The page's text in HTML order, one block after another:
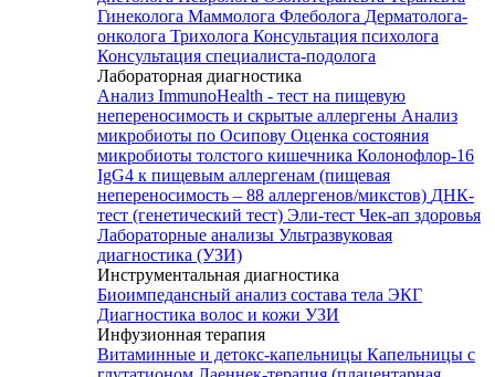
Гинеколога Маммолога Флеболога Дерматолога-
онколога Трихолога Консультация психолога
Консультация специалиста-подолога
Лабораторная диагностика
Анализ ImmunoHealth - тест на пищевую
непереносимость и скрытые аллергены Анализ
микробиоты по Осипову Оценка состояния
микробиоты толстого кишечника Колонофлор-16
IgG4 к пищевым аллергенам (пищевая
непереносимость – 88 аллергенов/микстов) ДНК-
тест (генетический тест) Эли-тест Чек-ап здоровья
Лабораторные анализы Ультразвуковая
диагностика (УЗИ)
Инструментальная диагностика
Биоимпедансный анализ состава тела ЭКГ
Диагностика волос и кожи УЗИ
Инфузионная терапия
Витаминные и детокс-капельницы Капельницы с